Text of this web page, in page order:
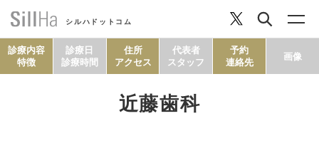
シルハドットコム
診療内容
特徴
診療日
診療時間
住所
アクセス
代表者
スタッフ
予約
連絡先
画像
近藤歯科